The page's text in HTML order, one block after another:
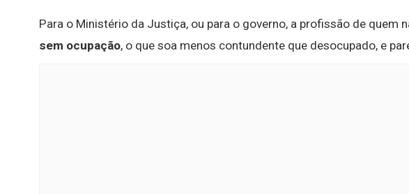
Para o Ministério da Justiça, ou para o governo, a profissão de quem
sem ocupação, o que soa menos contundente que desocupado, e